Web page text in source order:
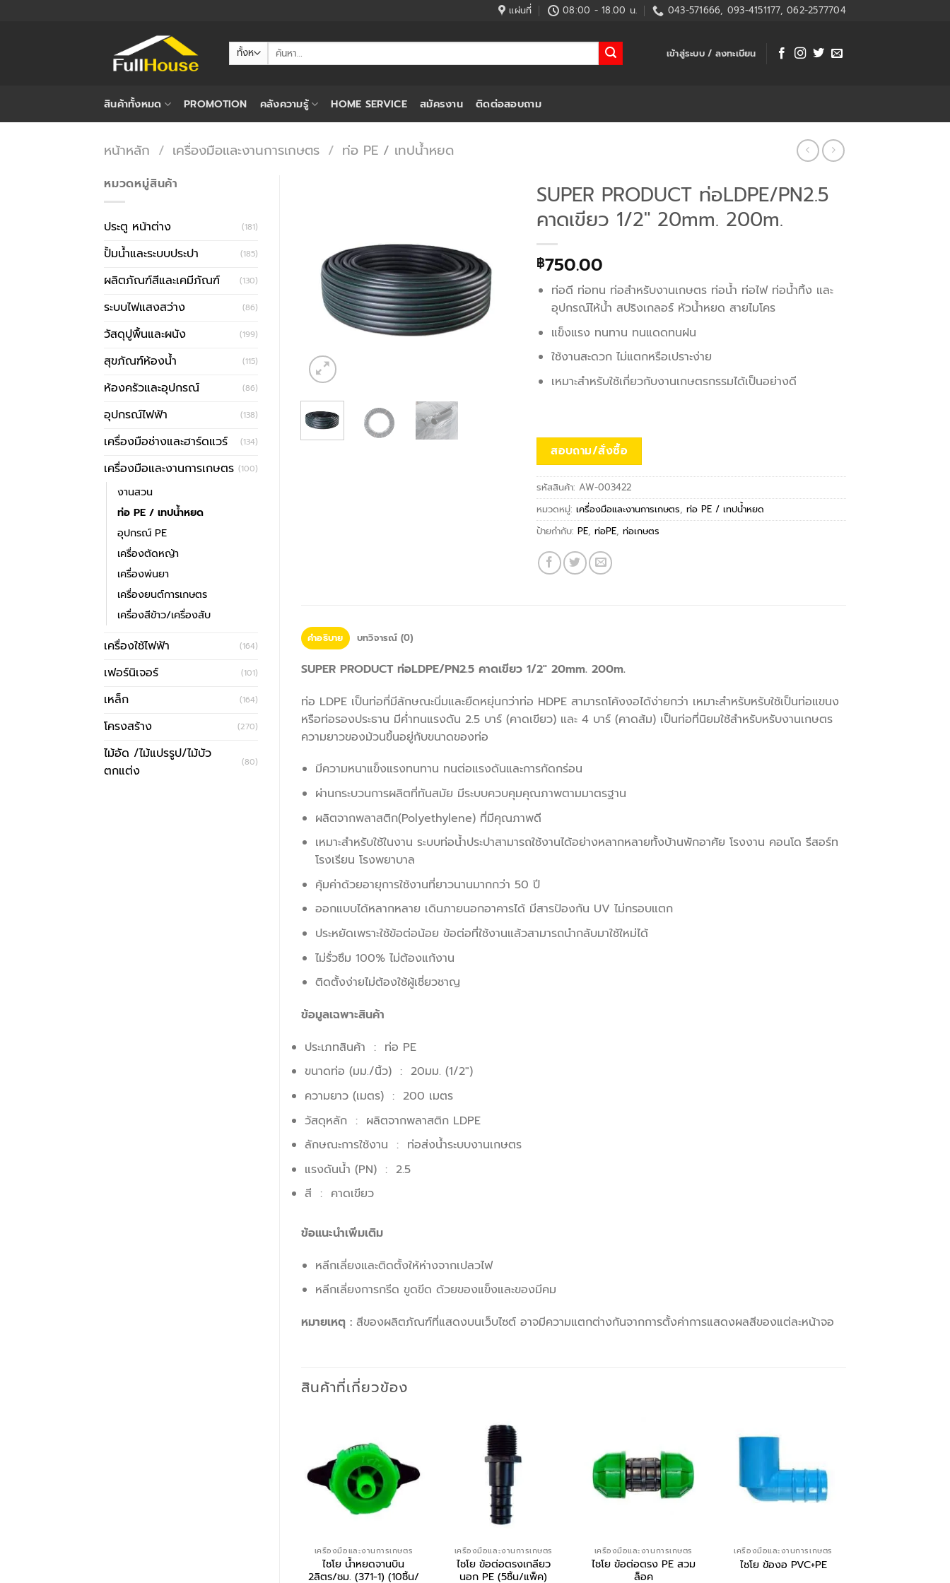
แผ่นที่ 08:00 - 18.00 น. 043-571666, 093-4151177, 062-2577704
ค้นหา: เข้าสู่ระบบ / ลงทะเบียน
สินค้าทั้งหมด PROMOTION คลังความรู้ HOME SERVICE สมัครงาน ติดต่อสอบถาม
หน้าหลัก / เครื่องมือและงานการเกษตร / ท่อ PE / เทปน้ำหยด
หมวดหมู่สินค้า
ประตู หน้าต่าง (181)
ปั้มน้ำและระบบประปา (185)
ผลิตภัณฑ์สีและเคมีภัณฑ์ (130)
ระบบไฟแสงสว่าง (86)
วัสดุปูพื้นและผนัง (199)
สุขภัณฑ์ห้องน้ำ (115)
ห้องครัวและอุปกรณ์ (86)
อุปกรณ์ไฟฟ้า (138)
เครื่องมือช่างและฮาร์ดแวร์ (134)
เครื่องมือและงานการเกษตร (100)
งานสวน
ท่อ PE / เทปน้ำหยด
อุปกรณ์ PE
เครื่องตัดหญ้า
เครื่องพ่นยา
เครื่องยนต์การเกษตร
เครื่องสีข้าว/เครื่องสับ
เครื่องใช้ไฟฟ้า (164)
เฟอร์นิเจอร์ (101)
เหล็ก (164)
โครงสร้าง (270)
ไม้อัด /ไม้แปรรูป/ไม้บัว
ตกแต่ง
(80)
SUPER PRODUCT ท่อLDPE/PN2.5
คาดเขียว 1/2″ 20mm. 200m.
฿750.00
ท่อดี ท่อทน ท่อสำหรับงานเกษตร ท่อน้ำ ท่อไฟ ท่อน้ำทิ้ง และ
อุปกรณ์ไห้น้ำ สปริงเกลอร์ หัวน้ำหยด สายไมโคร
แข็งแรง ทนทาน ทนแดดทนฝน
ใช้งานสะดวก ไม่แตกหรือเปราะง่าย
เหมาะสำหรับใช้เกี่ยวกับงานเกษตรกรรมได้เป็นอย่างดี
สอบถาม/สั่งซื้อ
รหัสสินค้า:AW-003422
หมวดหมู่:เครื่องมือและงานการเกษตร,ท่อ PE / เทปน้ำหยด
ป้ายกำกับ:PE,ท่อPE,ท่อเกษตร
คำอธิบาย บทวิจารณ์ (0)
SUPER PRODUCT ท่อLDPE/PN2.5 คาดเขียว 1/2″ 20mm. 200m.
ท่อ LDPE เป็นท่อที่มีลักษณะนิ่มและยืดหยุ่นกว่าท่อ HDPE สามารถโค้งงอได้ง่ายกว่า เหมาะสำหรับหรับใช้เป็นท่อแขนง
หรือท่อรองประธาน มีค่ำทนแรงดัน 2.5 บาร์ (คาดเขียว) และ 4 บาร์ (คาดส้ม) เป็นท่อที่นิยมใช้สำหรับหรับงานเกษตร
ความยาวของม้วนขึ้นอยู่กับขนาดของท่อ
มีความหนาแข็งแรงทนทาน ทนต่อแรงดันและการกัดกร่อน
ผ่านกระบวนการผลิตที่ทันสมัย มีระบบควบคุมคุณภาพตามมาตรฐาน
ผลิตจากพลาสติก(Polyethylene) ที่มีคุณภาพดี
เหมาะสำหรับใช้ในงาน ระบบท่อน้ำประปาสามารถใช้งานได้อย่างหลากหลายทั้งบ้านพักอาศัย โรงงาน คอนโด รีสอร์ท
โรงเรียน โรงพยาบาล
คุ้มค่าด้วยอายุการใช้งานที่ยาวนานมากกว่า 50 ปี
ออกแบบได้หลากหลาย เดินภายนอกอาคารได้ มีสารป้องกัน UV ไม่กรอบแตก
ประหยัดเพราะใช้ข้อต่อน้อย ข้อต่อที่ใช้งานแล้วสามารถนำกลับมาใช้ใหม่ได้
ไม่รั่วซึม 100% ไม่ต้องแก้งาน
ติดตั้งง่ายไม่ต้องใช้ผู้เชี่ยวชาญ
ข้อมูลเฉพาะสินค้า
ประเภทสินค้า : ท่อ PE
ขนาดท่อ (มม./นิ้ว) : 20มม. (1/2″)
ความยาว (เมตร) : 200 เมตร
วัสดุหลัก : ผลิตจากพลาสติก LDPE
ลักษณะการใช้งาน : ท่อส่งน้ำระบบงานเกษตร
แรงดันน้ำ (PN) : 2.5
สี : คาดเขียว
ข้อแนะนำเพิ่มเติม
หลีกเลี่ยงและติดตั้งให้ห่างจากเปลวไฟ
หลีกเลี่ยงการกรีด ขูดขีด ด้วยของแข็งและของมีคม
หมายเหตุ : สีของผลิตภัณฑ์ที่แสดงบนเว็บไซต์ อาจมีความแตกต่างกันจากการตั้งค่าการแสดงผลสีของแต่ละหน้าจอ
สินค้าที่เกี่ยวข้อง
เครื่องมือและงานการเกษตร
ไชโย น้ำหยดจานบิน
2ลิตร/ชม. (371-1) (10ชิ้น/
เครื่องมือและงานการเกษตร
ไชโย ข้อต่อตรงเกลียว
นอก PE (5ชิ้น/แพ็ค)
เครื่องมือและงานการเกษตร
ไชโย ข้อต่อตรง PE สวม
ล็อค
เครื่องมือและงานการเกษตร
ไชโย ข้องอ PVC+PE